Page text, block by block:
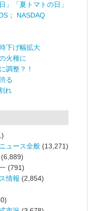
」「夏トマトの日」
； NASDAQ
下げ幅拡大
火種に
調整？！
る
れ
ュース全般 (13,271)
(6,889)
(791)
情報 (2,854)